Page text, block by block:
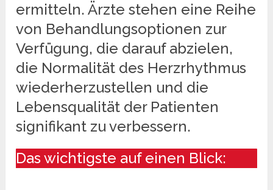
ermitteln. Ärzte stehen eine Reihe
von Behandlungsoptionen zur
Verfügung, die darauf abzielen,
die Normalität des Herzrhythmus
wiederherzustellen und die
Lebensqualität der Patienten
signifikant zu verbessern.
Das wichtigste auf einen Blick: